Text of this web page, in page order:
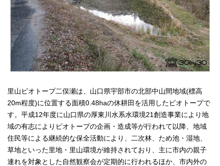
里山ビオトープ二俣瀬は、山口県宇部市の北部中山間地域(標高
20m程度)に位置する面積0.48haの休耕田を活用したビオトープで
す。平成12年度に山口県の厚東川水系水環境21創造事業により地
域の有志によりビオトープの企画・造成等が行われて以降、地域
住民等による継続的な保全活動により、二次林、ため池・湿地、
草地といった里地・里山環境が維持されており、主に市内の親子
連れを対象とした自然観察会が定期的に行われるほか、市内外の